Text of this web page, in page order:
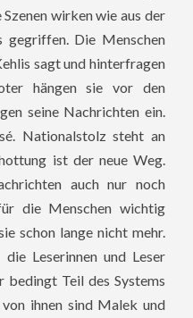
Szenen wirken wie aus der
gegriffen. Die Menschen
sagt und hinterfragen
hängen sie vor den
seine Nachrichten ein.
Nationalstolz steht an
ist der neue Weg.
auch nur noch
die Menschen wichtig
schon lange nicht mehr.
Leserinnen und Leser
bedingt Teil des Systems
ihnen sind Malek und